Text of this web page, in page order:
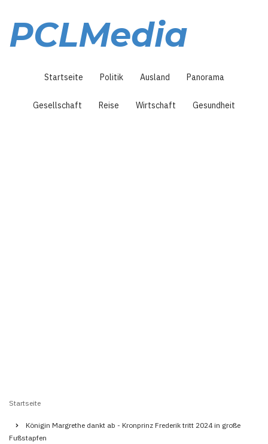
Inhalt
PCLMedia
Startseite Politik Ausland Panorama
Gesellschaft Reise Wirtschaft Gesundheit
Startseite
Königin Margrethe dankt ab - Kronprinz Frederik tritt 2024 in große
Fußstapfen